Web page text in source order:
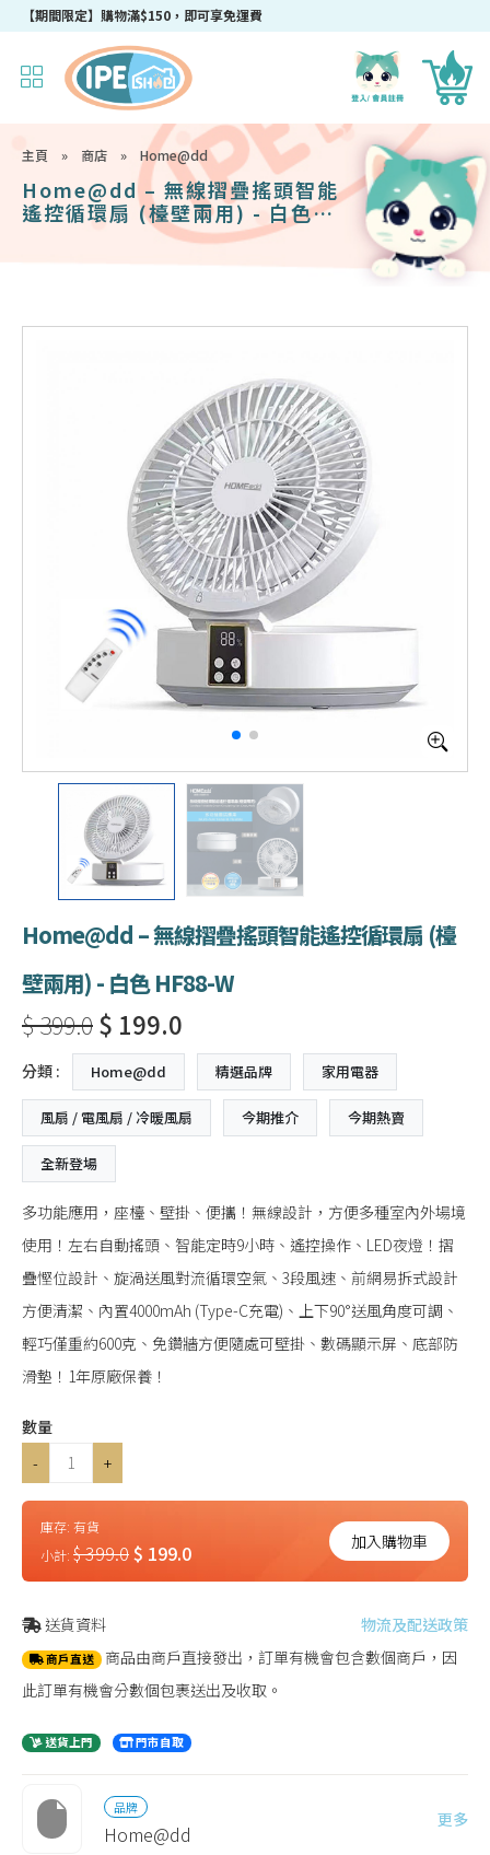
成為IPEshop會員，新會員即可獲得迎新$50購物優惠碼！
主頁 » 商店 » Home@dd
Home@dd – 無線摺疊搖頭智能
遙控循環扇 (檯壁兩用) - 白色
Home@dd – 無線摺疊搖頭智能遙控循環扇 (檯
壁兩用) - 白色 HF88-W
$ 399.0$ 199.0
分類 : Home@dd 精選品牌 家用電器
風扇 / 電風扇 / 冷暖風扇 今期推介 今期熱賣
全新登場
多功能應用，座檯、壁掛、便攜！無線設計，方便多種室內外場境
使用！左右自動搖頭、智能定時9小時、遙控操作、LED夜燈！摺
疊慳位設計、旋渦送風對流循環空氣、3段風速、前網易拆式設計
方便清潔、內置4000mAh (Type-C充電)、上下90°送風角度可調、
輕巧僅重約600克、免鑽牆方便隨處可壁掛、數碼顯示屏、底部防
滑墊！1年原廠保養！
數量
-
+
庫存: 有貨
小計: $ 399.0$ 199.0 加入購物車
送貨資料 物流及配送政策
商戶直送 商品由商戶直接發出，訂單有機會包含數個商戶，因
此訂單有機會分數個包裹送出及收取。
送貨上門 門市自取
品牌
Home@dd
更多